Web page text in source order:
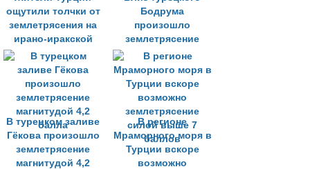
ощутили толчки от
землетрясения на
ирано-иракской
границе
Бодрума
произошло
землетрясение
В турецком заливе
Гёкова произошло
землетрясение
магнитудой 4,2
В регионе
Мраморного моря в
Турции вскоре
возможно